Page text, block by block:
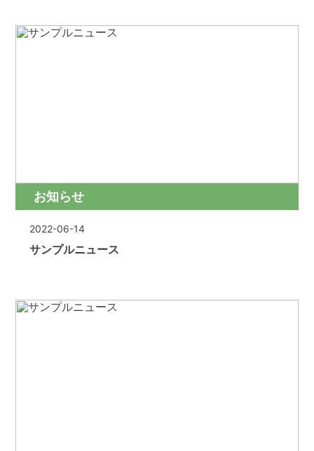
お知らせ
2022-06-14
サンプルニュース